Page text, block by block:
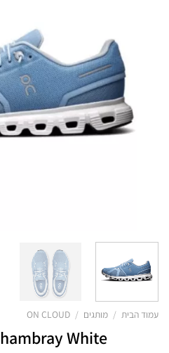
עמוד הבית / מותגים /
ON CLOUD
White